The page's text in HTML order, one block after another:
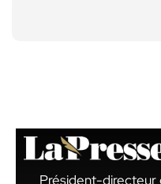
Président-directeur